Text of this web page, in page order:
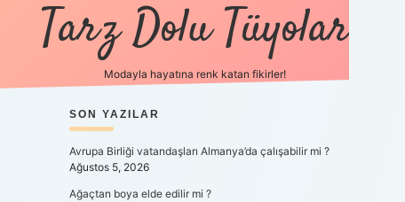
Tarz Dolu Tüyolar
Modayla hayatına renk katan fikirler!
SIDEBAR
SON YAZILAR
Avrupa Birliği vatandaşları Almanya’da çalışabilir mi ?
Ağustos 5, 2026
Ağaçtan boya elde edilir mi ?